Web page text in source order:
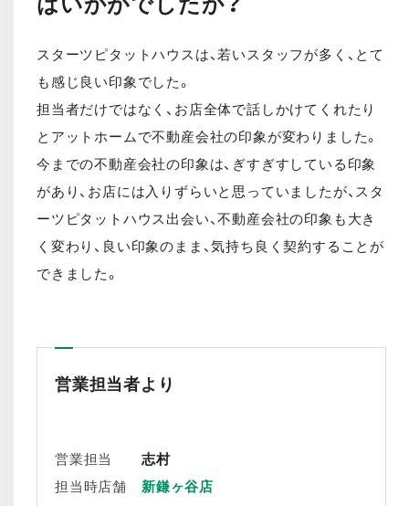
スターツピタットハウスは、若いスタッフが多く、とて
も感じ良い印象でした。
担当者だけではなく、お店全体で話しかけてくれたり
とアットホームで不動産会社の印象が変わりました。
今までの不動産会社の印象は、ぎすぎすしている印象
があり、お店には入りずらいと思っていましたが、スタ
ーツピタットハウス出会い、不動産会社の印象も大き
く変わり、良い印象のまま、気持ち良く契約することが
できました。
営業担当者より
営業担当
志村
担当時店舗
新鎌ヶ谷店